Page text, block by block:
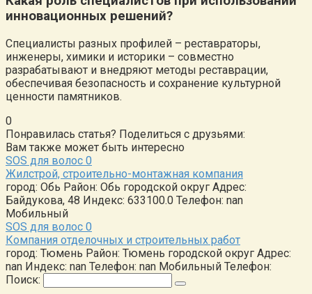
инновационных решений?
Специалисты разных профилей – реставраторы,
инженеры, химики и историки – совместно
разрабатывают и внедряют методы реставрации,
обеспечивая безопасность и сохранение культурной
ценности памятников.
0
Понравилась статья? Поделиться с друзьями:
Вам также может быть интересно
SOS для волос 0
Жилстрой, строительно-монтажная компания
город: Обь Район: Обь городской округ Адрес:
Байдукова, 48 Индекс: 633100.0 Телефон: nan
Мобильный
SOS для волос 0
Компания отделочных и строительных работ
город: Тюмень Район: Тюмень городской округ Адрес:
nan Индекс: nan Телефон: nan Мобильный Телефон:
Поиск: